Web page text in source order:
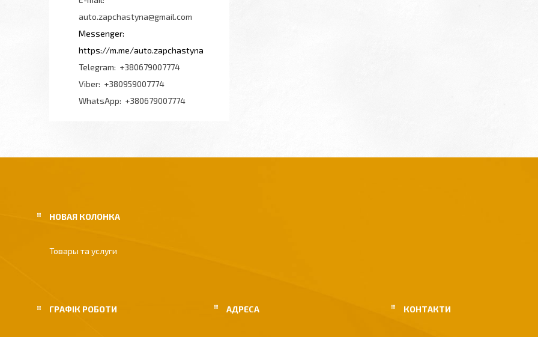
auto.zapchastyna@gmail.com
https://m.me/auto.zapchastyna
+380679007774
+380959007774
+380679007774
НОВАЯ КОЛОНКА
Товары та услуги
ГРАФІК РОБОТИ